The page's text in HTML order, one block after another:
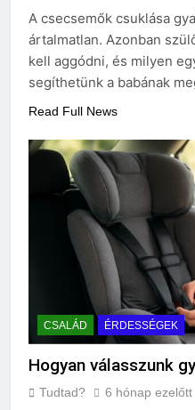
A csecsemők csuklása
ártalmatlan. Azonban
kell aggódni, és milyen
segíthetünk a babának
Read Full News
CSALÁD ÉRDESSÉGEK
Hogyan válasszunk
Tudtad? 6 hónap ezelőtt